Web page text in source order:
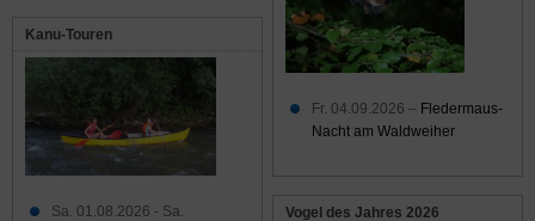
Fr. 04.09.2026 – Fledermaus-
Nacht am Waldweiher
Vogel des Jahres 2026
Kanu-Touren
Sa. 01.08.2026 - Sa.